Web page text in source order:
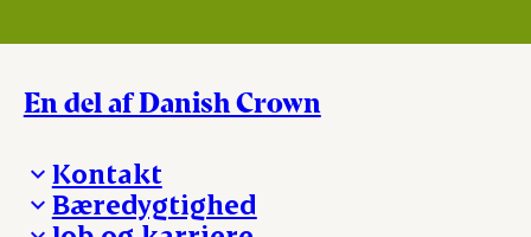
En del af Danish Crown
Kontakt
Besøg Danish Crown
Bæredygtighed